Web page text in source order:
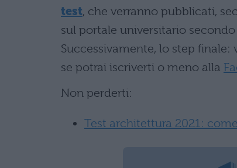
test, che verranno pubblicati,
sul portale universitario
Successivamente, lo step
se potrai iscriverti o meno alla
Non perderti:
Test architettura 2021: